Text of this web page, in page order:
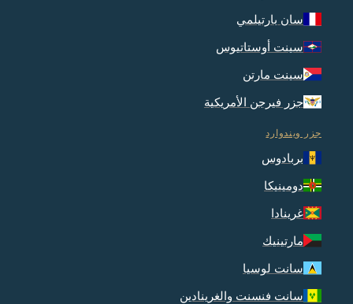
سان بارتيلمي
سينت أوستاتيوس
سينت مارتن
جزر فيرجن الأمريكية
جزر ويندوارد
بربادوس
دومينيكا
غرينادا
مارتينيك
سانت لوسيا
سانت فنسنت والغرينادين